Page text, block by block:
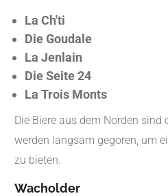
La Ch'ti
Die Goudale
La Jenlain
Die Seite 24
La Trois Monts
Die Biere aus dem Norden sind
werden langsam gegoren, um
zu bieten.
Wacholder